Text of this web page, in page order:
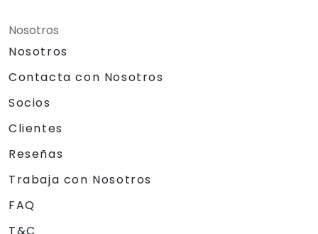
Nosotros
Nosotros
Contacta con Nosotros
Socios
Clientes
Reseñas
Trabaja con Nosotros
FAQ